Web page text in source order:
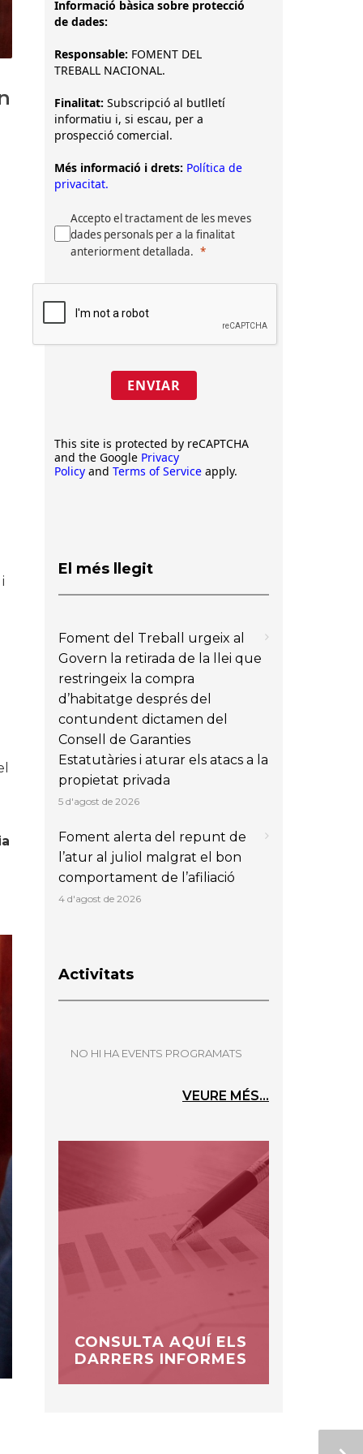
Informació bàsica sobre protecció
de dades:
Responsable: FOMENT DEL
TREBALL NACIONAL.
Finalitat: Subscripció al butlletí
informatiu i, si escau, per a
prospecció comercial.
Més informació i drets: Política de
privacitat.
Accepto el tractament de les meves
dades personals per a la finalitat
anteriorment detallada.
ENVIAR
This site is protected by reCAPTCHA
and the Google Privacy
Policy and Terms of Service apply.
El més llegit
Foment del Treball urgeix al
Govern la retirada de la llei que
restringeix la compra
d’habitatge després del
contundent dictamen del
Consell de Garanties
Estatutàries i aturar els atacs a la
propietat privada
5 d'agost de 2026
Foment alerta del repunt de
l’atur al juliol malgrat el bon
comportament de l’afiliació
4 d'agost de 2026
Activitats
NO HI HA EVENTS PROGRAMATS
VEURE MÉS...
CONSULTA AQUÍ ELS
DARRERS INFORMES